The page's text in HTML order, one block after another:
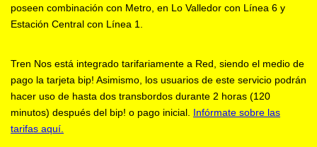
poseen combinación con Metro, en Lo Valledor con Línea 6 y
Estación Central con Línea 1.
Tren Nos está integrado tarifariamente a Red, siendo el medio de
pago la tarjeta bip! Asimismo, los usuarios de este servicio podrán
hacer uso de hasta dos transbordos durante 2 horas (120
minutos) después del bip! o pago inicial. Infórmate sobre las
tarifas aquí.